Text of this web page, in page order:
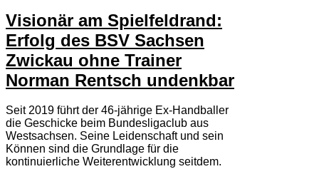
Visionär am Spielfeldrand:
Erfolg des BSV Sachsen
Zwickau ohne Trainer
Norman Rentsch undenkbar
Seit 2019 führt der 46-jährige Ex-Handballer
die Geschicke beim Bundesligaclub aus
Westsachsen. Seine Leidenschaft und sein
Können sind die Grundlage für die
kontinuierliche Weiterentwicklung seitdem.